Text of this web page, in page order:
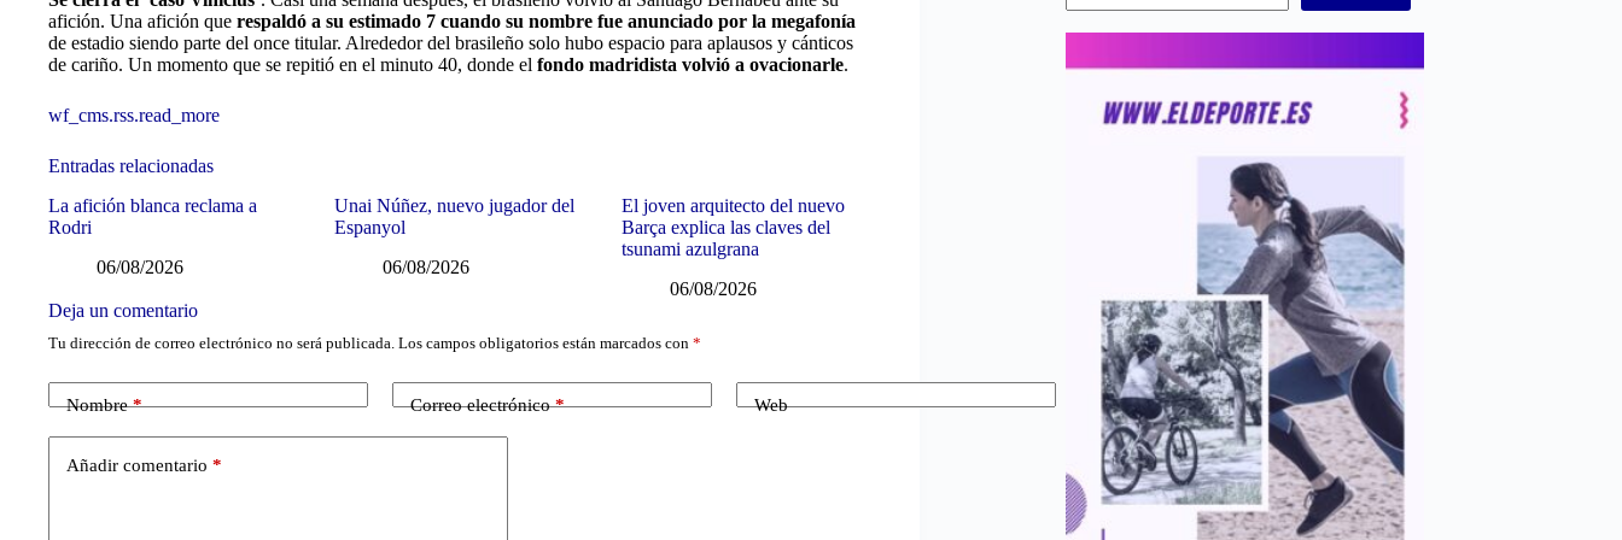
afición. Una afición que respaldó a su estimado 7 cuando su nombre fue anunciado por la megafonía
de estadio siendo parte del once titular. Alrededor del brasileño solo hubo espacio para aplausos y cánticos
de cariño. Un momento que se repitió en el minuto 40, donde el fondo madridista volvió a ovacionarle.
wf_cms.rss.read_more
Entradas relacionadas
La afición blanca reclama a
Rodri
06/08/2026
Unai Núñez, nuevo jugador del
Espanyol
06/08/2026
El joven arquitecto del nuevo
Barça explica las claves del
tsunami azulgrana
06/08/2026
Deja un comentario
Tu dirección de correo electrónico no será publicada. Los campos obligatorios están marcados con *
Nombre* Correo electrónico* Web
Añadir comentario *